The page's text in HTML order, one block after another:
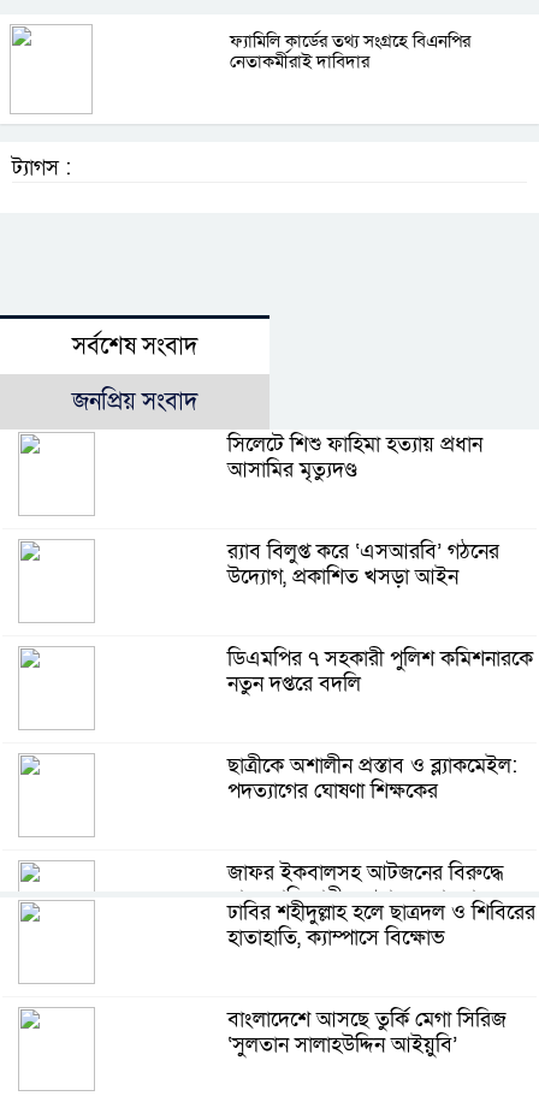
ফ্যামিলি কার্ডের তথ্য সংগ্রহে বিএনপির
নেতাকর্মীরাই দাবিদার
ট্যাগস :
সর্বশেষ সংবাদ
জনপ্রিয় সংবাদ
সিলেটে শিশু ফাহিমা হত্যায় প্রধান
আসামির মৃত্যুদণ্ড
র‌্যাব বিলুপ্ত করে ‘এসআরবি’ গঠনের
উদ্যোগ, প্রকাশিত খসড়া আইন
ডিএমপির ৭ সহকারী পুলিশ কমিশনারকে
নতুন দপ্তরে বদলি
ছাত্রীকে অশালীন প্রস্তাব ও ব্ল্যাকমেইল:
পদত্যাগের ঘোষণা শিক্ষকের
জাফর ইকবালসহ আটজনের বিরুদ্ধে
মানবতাবিরোধী অপরাধের মামলার তদন্ত
প্রতিবেদন
অনুশ্রী ও রাকিবের
ঢাবির শহীদুল্লাহ হলে ছাত্রদল ও শিবিরের
হাতাহাতি, ক্যাম্পাসে বিক্ষোভ
বাংলাদেশে আসছে তুর্কি মেগা সিরিজ
‘সুলতান সালাহউদ্দিন আইয়ুবি’